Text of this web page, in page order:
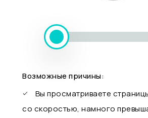
Возможные причины:
Вы просматриваете
со скоростью, намного